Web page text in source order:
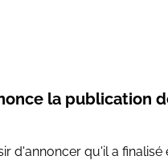
la publication
d'annoncer qu'il a